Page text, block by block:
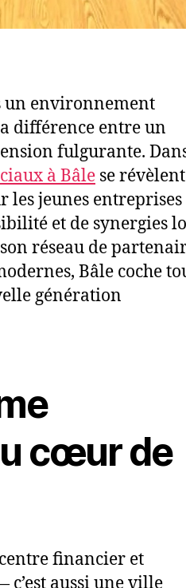
un environnement
différence entre un
fulgurante.
à Bâle se
jeunes entreprises
et de synergies
réseau de
Bâle coche
génération
cœur de
financier et
aussi une ville